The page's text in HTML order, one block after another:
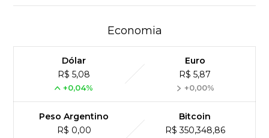
Economia
Dólar
R$ 5,08
+0,04%
Euro
R$ 5,87
+0,00%
Peso Argentino
R$ 0,00
Bitcoin
R$ 350,348,86